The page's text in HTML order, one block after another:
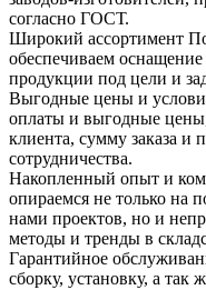
согласно ГОСТ.
Широкий ассортимент
обеспечиваем
продукции под цели и
Выгодные цены и
оплаты и выгодные
клиента, сумму заказа и
сотрудничества.
Накопленный опыт и
опираемся не только на
нами проектов, но и
методы и тренды в
Гарантийное
сборку, установку, а так